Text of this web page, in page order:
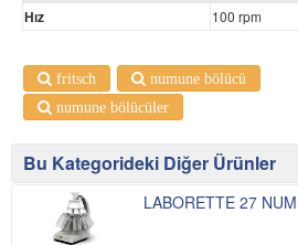
Hız 100 rpm
fritsch
numune bölücü
numune bölücüler
Bu Kategorideki Diğer Ürünler
LABORETTE 27